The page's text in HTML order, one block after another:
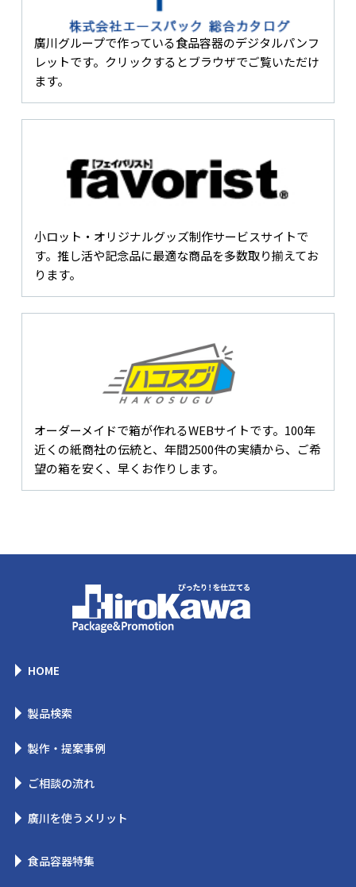
廣川グループで作っている食品容器のデジタルパンフ
レットです。クリックするとブラウザでご覧いただけ
ます。
小ロット・オリジナルグッズ制作サービスサイトで
す。推し活や記念品に最適な商品を多数取り揃えてお
ります。
オーダーメイドで箱が作れるWEBサイトです。100年
近くの紙商社の伝統と、年間2500件の実績から、ご希
望の箱を安く、早くお作りします。
HOME
製品検索
製作・提案事例
ご相談の流れ
廣川を使うメリット
食品容器特集